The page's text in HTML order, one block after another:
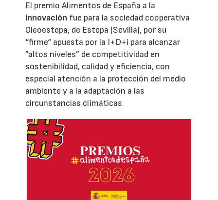
El premio Alimentos de España a la
innovación fue para la sociedad cooperativa
Oleoestepa, de Estepa (Sevilla), por su
“firme“ apuesta por la I+D+i para alcanzar
”altos niveles” de competitividad en
sostenibilidad, calidad y eficiencia, con
especial atención a la protección del medio
ambiente y a la adaptación a las
circunstancias climáticas.